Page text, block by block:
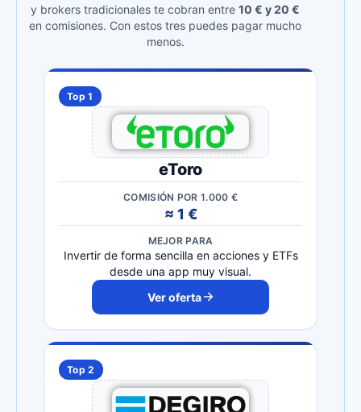
y brokers tradicionales te cobran entre 10 € y 20 €
en comisiones. Con estos tres puedes pagar mucho
menos.
Top 1
eToro
COMISIÓN POR 1.000 €
≈ 1 €
MEJOR PARA
Invertir de forma sencilla en acciones y ETFs
desde una app muy visual.
Ver oferta
Top 2